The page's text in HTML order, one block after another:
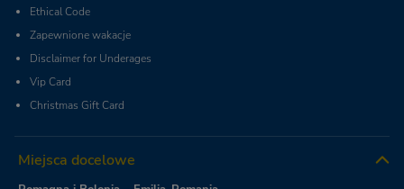
Ethical Code
Zapewnione wakacje
Disclaimer for Underages
Vip Card
Christmas Gift Card
Miejsca docelowe